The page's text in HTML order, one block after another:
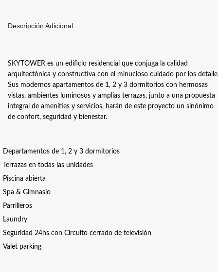
Descripción Adicional :
SKYTOWER es un edificio residencial que conjuga la calidad
arquitectónica y constructiva con el minucioso cuidado por los
Sus modernos apartamentos de 1, 2 y 3 dormitorios con hermosas
vistas, ambientes luminosos y amplias terrazas, junto a una propuesta
integral de amenities y servicios, harán de este proyecto un sinónimo
de confort, seguridad y bienestar.
Departamentos de 1, 2 y 3 dormitorios
Terrazas en todas las unidades
Piscina abierta
Spa & Gimnasio
Parrilleros
Laundry
Seguridad 24hs con Circuito cerrado de televisión
Valet parking